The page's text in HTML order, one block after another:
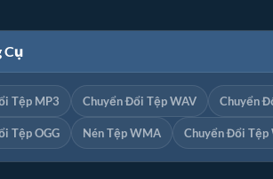
Cụ
Tệp MP3 Chuyển Đổi Tệp WAV Chuyển
Tệp OGG Nén Tệp WMA Chuyển Đổi Tệp